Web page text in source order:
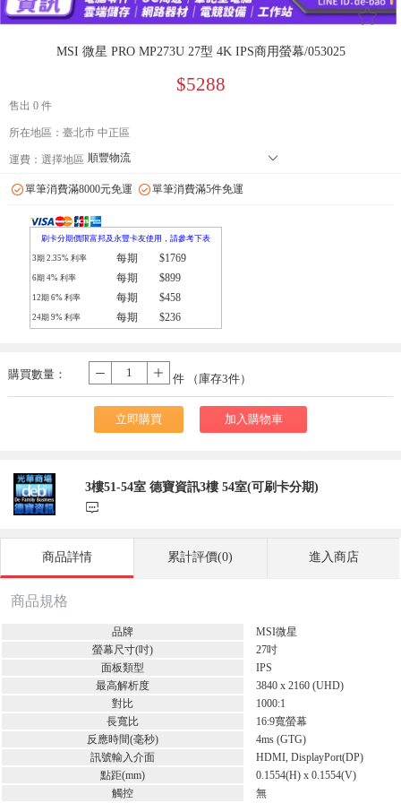
󰄔
MSI 微星 PRO MP273U 27型 4K IPS商用螢幕/053025
$5288
售出 0 件
所在地區：臺北市 中正區
運費： 選擇地區 順豐物流 󰄘
郵局
單筆消費滿8000元免運 單筆消費滿5件免運
刷卡分期價限富邦及永豐卡友使用，請參考下表
3期 2.35% 利率 每期 $1769
6期 4% 利率 每期 $899
12期 6% 利率 每期 $458
24期 9% 利率 每期 $236
購買數量：
- 件 （庫存3件）
立即購買 加入購物車
3樓51-54室 德寶資訊3樓 54室(可刷卡分期)
󰃨
商品詳情 累計評價(0) 進入商店
商品規格
品牌
MSI微星
螢幕尺寸(吋)
27吋
面板類型
IPS
最高解析度
3840 x 2160 (UHD)
對比
1000:1
長寬比
16:9寬螢幕
反應時間(毫秒)
4ms (GTG)
訊號輸入介面
HDMI, DisplayPort(DP)
點距(mm)
0.1554(H) x 0.1554(V)
觸控
無